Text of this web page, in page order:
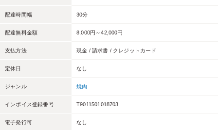
配達時間幅 30分
配達無料金額 8,000円～42,000円
支払方法 現金 / 請求書 / クレジットカード
定休日 なし
ジャンル 焼肉
インボイス登録番号 T9011501018703
電子発行可 なし